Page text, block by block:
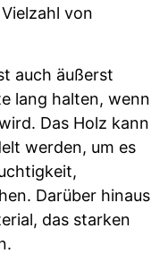
von
auch äußerst
lang halten, wenn
Das Holz kann
werden, um es
Darüber hinaus
das starken